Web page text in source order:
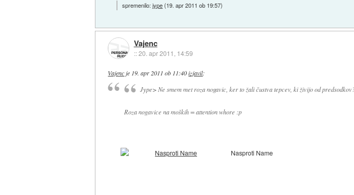
spremenilo:jype(19. apr 2011 ob 19:57)
Vajenc
::20. apr 2011, 14:59
Vajenc je 19. apr 2011 ob 11:40 izjavil:
Jype> Ne smem met roza nogavic, ker to žali čustva tepcev, ki živijo od
Roza nogavice na moških = attention whore :p
Nasproti Name